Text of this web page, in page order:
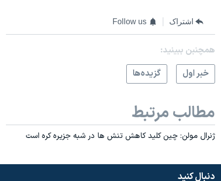
اشتراک Follow us
همچنبن ببینید:
خبر اول
گزيده‌ها
مطالب مرتبط
ژنرال مولن: چين کليد کاهش تنش ها در شبه جزيره کره است
دنبال کنید